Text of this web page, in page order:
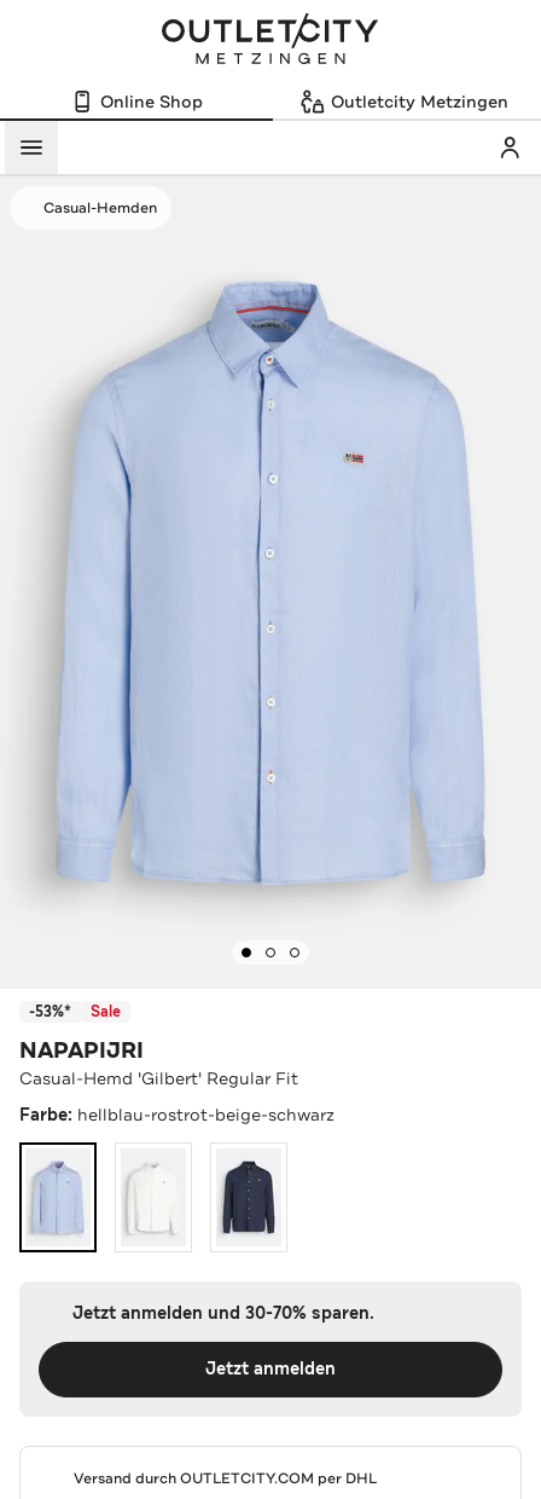
Online Shop Outletcity Metzingen
Menü
Casual-Hemden
-53%* Sale
NAPAPIJRI
Casual-Hemd 'Gilbert' Regular Fit
Farbe: hellblau-rostrot-beige-schwarz
Jetzt anmelden und 30-70% sparen.
Jetzt anmelden
Versand durchOUTLETCITY.COM per DHL